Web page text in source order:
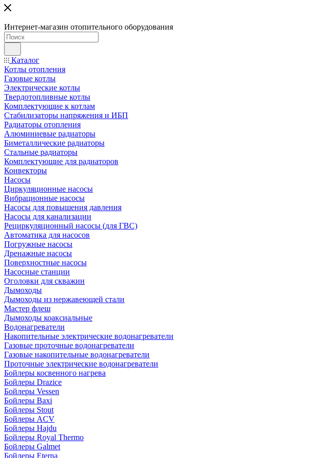
Интернет-магазин отопительного оборудования
Каталог
Котлы отопления
Газовые котлы
Электрические котлы
Твердотопливные котлы
Комплектующие к котлам
Стабилизаторы напряжения и ИБП
Радиаторы отопления
Алюминиевые радиаторы
Биметаллические радиаторы
Стальные радиаторы
Комплектующие для радиаторов
Конвекторы
Насосы
Циркуляционные насосы
Вибрационные насосы
Насосы для повышения давления
Насосы для канализации
Рециркуляционный насосы (для ГВС)
Автоматика для насосов
Погружные насосы
Дренажные насосы
Поверхностные насосы
Насосные станции
Оголовки для скважин
Дымоходы
Дымоходы из нержавеющей стали
Мастер флеш
Дымоходы коаксиальные
Водонагреватели
Накопительные электрические водонагреватели
Газовые проточные водонагреватели
Газовые накопительные водонагреватели
Проточные электрические водонагреватели
Бойлеры косвенного нагрева
Бойлеры Drazice
Бойлеры Vessen
Бойлеры Baxi
Бойлеры Stout
Бойлеры ACV
Бойлеры Hajdu
Бойлеры Royal Thermo
Бойлеры Galmet
Бойлеры Eterna